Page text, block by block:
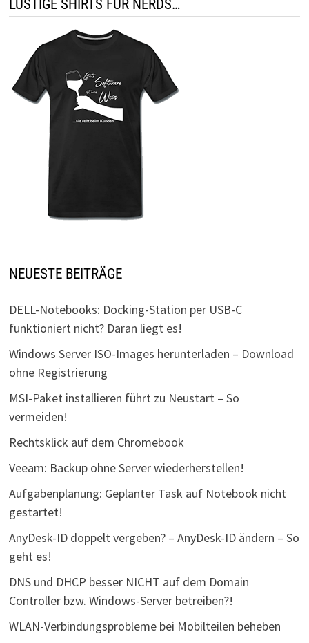
LUSTIGE SHIRTS FÜR NERDS…
NEUESTE BEITRÄGE
DELL-Notebooks: Docking-Station per USB-C
funktioniert nicht? Daran liegt es!
Windows Server ISO-Images herunterladen – Download
ohne Registrierung
MSI-Paket installieren führt zu Neustart – So
vermeiden!
Rechtsklick auf dem Chromebook
Veeam: Backup ohne Server wiederherstellen!
Aufgabenplanung: Geplanter Task auf Notebook nicht
gestartet!
AnyDesk-ID doppelt vergeben? – AnyDesk-ID ändern – So
geht es!
DNS und DHCP besser NICHT auf dem Domain
Controller bzw. Windows-Server betreiben?!
WLAN-Verbindungsprobleme bei Mobilteilen beheben